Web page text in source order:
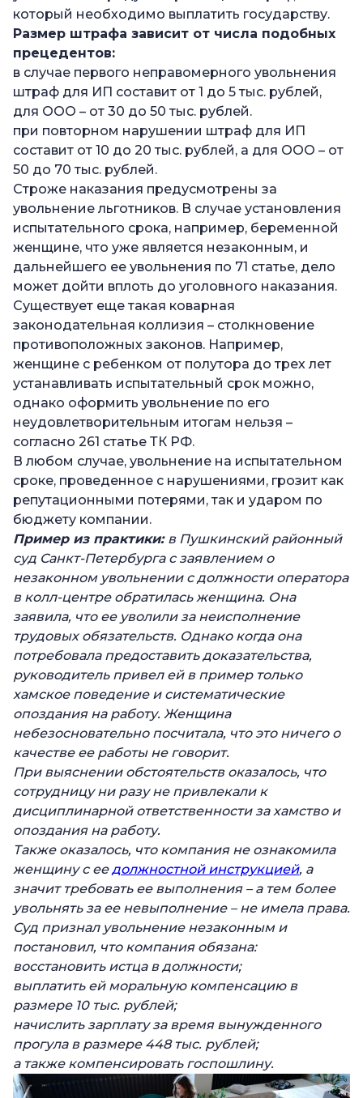
который необходимо выплатить государству.
Размер штрафа зависит от числа подобных
прецедентов:
в случае первого неправомерного увольнения
штраф для ИП составит от 1 до 5 тыс. рублей,
для ООО – от 30 до 50 тыс. рублей.
при повторном нарушении штраф для ИП
составит от 10 до 20 тыс. рублей, а для ООО – от
50 до 70 тыс. рублей.
Строже наказания предусмотрены за
увольнение льготников. В случае установления
испытательного срока, например, беременной
женщине, что уже является незаконным, и
дальнейшего ее увольнения по 71 статье, дело
может дойти вплоть до уголовного наказания.
Существует еще такая коварная
законодательная коллизия – столкновение
противоположных законов. Например,
женщине с ребенком от полутора до трех лет
устанавливать испытательный срок можно,
однако оформить увольнение по его
неудовлетворительным итогам нельзя –
согласно 261 статье ТК РФ.
В любом случае, увольнение на испытательном
сроке, проведенное с нарушениями, грозит как
репутационными потерями, так и ударом по
бюджету компании.
Пример из практики: в Пушкинский районный
суд Санкт-Петербурга с заявлением о
незаконном увольнении с должности оператора
в колл-центре обратилась женщина. Она
заявила, что ее уволили за неисполнение
трудовых обязательств. Однако когда она
потребовала предоставить доказательства,
руководитель привел ей в пример только
хамское поведение и систематические
опоздания на работу. Женщина
небезосновательно посчитала, что это ничего о
качестве ее работы не говорит.
При выяснении обстоятельств оказалось, что
сотрудницу ни разу не привлекали к
дисциплинарной ответственностиза хамство и
опоздания на работу.
Также оказалось, что компания не ознакомила
женщину с еедолжностной инструкцией, а
значит требовать ее выполнения – а тем более
увольнять за ее невыполнение –не имела права.
Суд признал увольнение незаконным и
постановил, что компания обязана:
восстановить истца в должности;
выплатить ей моральную компенсацию в
размере 10 тыс. рублей;
начислить зарплату за время вынужденного
прогула в размере 448 тыс. рублей;
а также компенсировать госпошлину.